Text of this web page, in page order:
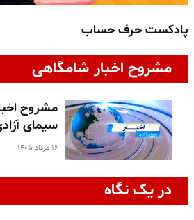
پادکست حرف حساب
مشروح اخبار شامگاهی
مشروح
سیمای
۱۶ مرداد ۱۴۰۵
در یک نگاه